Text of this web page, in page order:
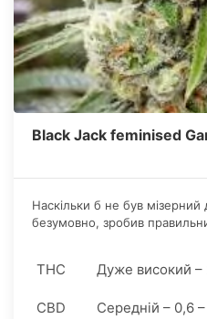
Black Jack feminised
Наскільки б не був мізерний
безумовно, зробив
щонайменше – чого ще
THC Дуже високий –
CBD Середній – 0,6 –